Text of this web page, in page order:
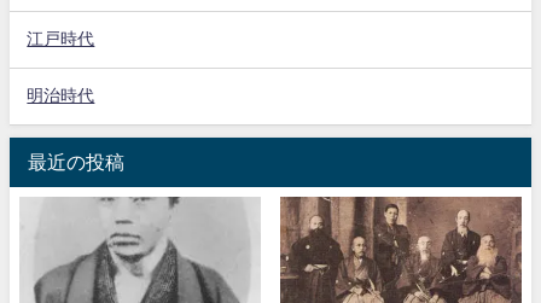
江戸時代
明治時代
最近の投稿